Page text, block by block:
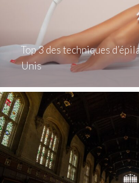
Top 3 des techniques
Unis